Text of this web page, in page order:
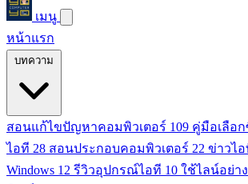
เมนู
หน้าแรก
บทความ
สอนแก้ไขปัญหาคอมพิวเตอร์ 109 คู่มือเลือ
ไอที 28 สอนประกอบคอมพิวเตอร์ 22 ข่าวไ
Windows 12 รีวิวอุปกรณ์ไอที 10 ใช้ไลน์อย่า